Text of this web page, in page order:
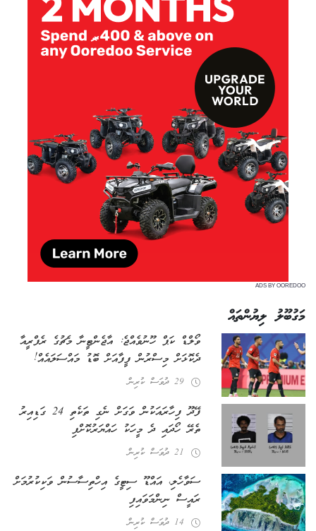
ADS BY OOREDOO
މަގުބޫލު ލިޔުންތައް
ވޯލްޑް ކަޕް ހޫނުވެއްޖެ: އާޖެންޓީނާ މެޗުގެ ރެފްރީއާ
ދެކޮޅަށް މިސްރުން ފީފާއަށް ބޮޑު މައްސަލައެއް!
29 ދުވަސް ކުރިން
ފޭދޫ ފިހާރައަކުން ވަގަށް ނެގި ތަކެތި 24 ގަޑިއިރު
ތެރޭ ހޯދައި ދެ މީހަކު ހައްޔަރުކޮށްފި
21 ދުވަސް ކުރިން
ސަވާހެލި، އައްޑޫ ސިޓީގެ އިހްތިސާސުން ވަކިކުރުމަށް
ރައީސް ނިންމަވައިފި
14 ދުވަސް ކުރިން